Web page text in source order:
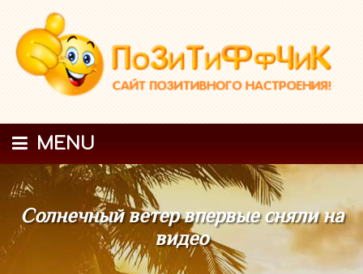
MENU
Солнечный ветер впервые сняли на
видео